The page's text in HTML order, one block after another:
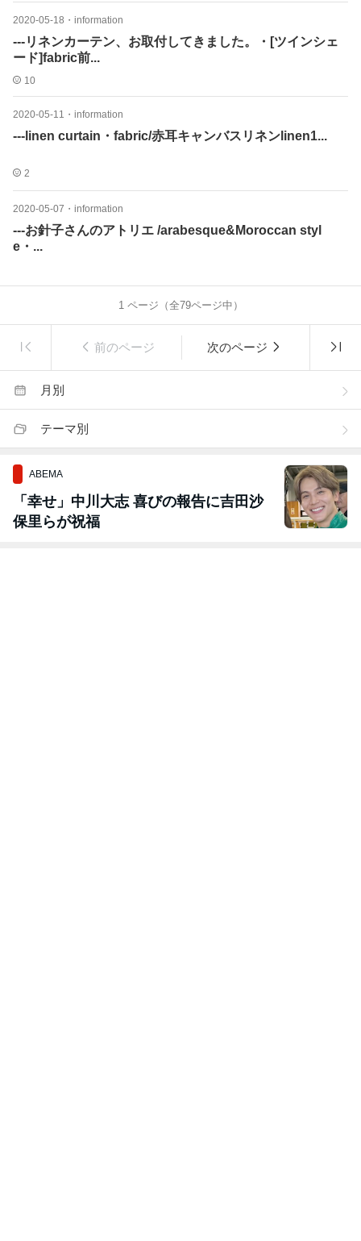
2020-05-18 ・ information
---リネンカーテン、お取付してきました。・[ツインシェ
ード]fabric前...
10
2020-05-11 ・ information
---linen curtain・fabric/赤耳キャンバスリネンlinen1...
2
2020-05-07 ・ information
---お針子さんのアトリエ /arabesque&Moroccan styl
e・...
1ページ（全79ページ中）
前のページ 次のページ
月別
テーマ別
ABEMA
「幸せ」中川大志 喜びの報告に吉田沙
保里らが祝福